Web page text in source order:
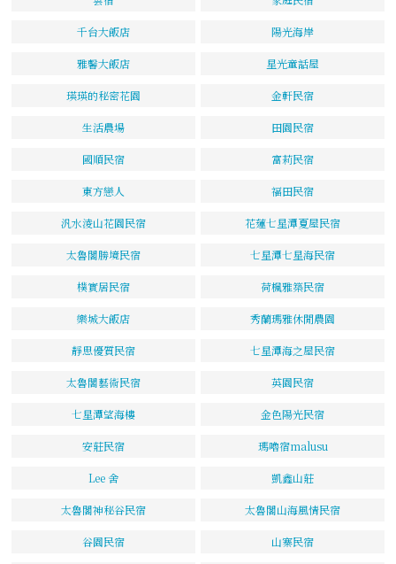
千台大飯店 陽光海岸
雅馨大飯店 星光童話屋
瑛瑛的秘密花園 金軒民宿
生活農場 田園民宿
國順民宿 富莉民宿
東方戀人 福田民宿
汎水淩山花園民宿 花蓮七星潭夏屋民宿
太魯閣勝境民宿 七星潭七星海民宿
樸實居民宿 荷楓雅築民宿
樂城大飯店 秀蘭瑪雅休閒農園
靜思優質民宿 七星潭海之屋民宿
太魯閣藝術民宿 英園民宿
七星潭望海樓 金色陽光民宿
安莊民宿 瑪嚕宿malusu
Lee 舍 凱鑫山莊
太魯閣神秘谷民宿 太魯閣山海風情民宿
谷園民宿 山寨民宿